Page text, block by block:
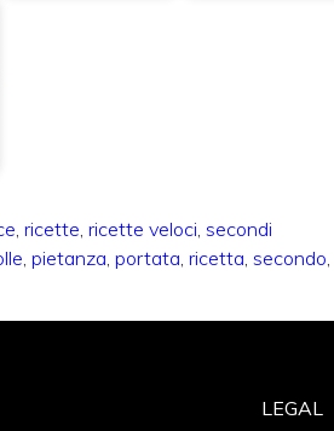
ricette ricette veloci secondi
pietanza portata ricetta secondo
LEGAL